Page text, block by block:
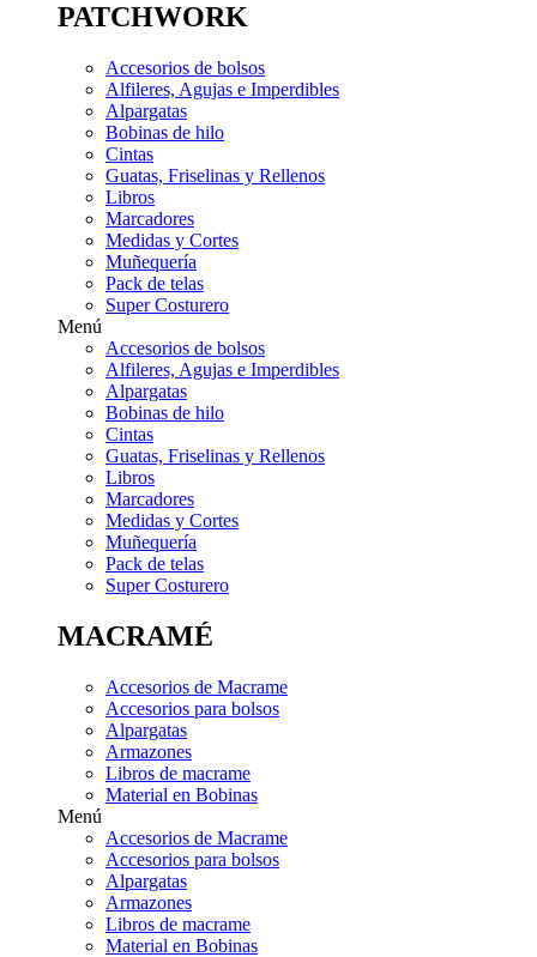
PATCHWORK
Accesorios de bolsos
Alfileres, Agujas e Imperdibles
Alpargatas
Bobinas de hilo
Cintas
Guatas, Friselinas y Rellenos
Libros
Marcadores
Medidas y Cortes
Muñequería
Pack de telas
Super Costurero
Menú
Accesorios de bolsos
Alfileres, Agujas e Imperdibles
Alpargatas
Bobinas de hilo
Cintas
Guatas, Friselinas y Rellenos
Libros
Marcadores
Medidas y Cortes
Muñequería
Pack de telas
Super Costurero
MACRAMÉ
Accesorios de Macrame
Accesorios para bolsos
Alpargatas
Armazones
Libros de macrame
Material en Bobinas
Menú
Accesorios de Macrame
Accesorios para bolsos
Alpargatas
Armazones
Libros de macrame
Material en Bobinas